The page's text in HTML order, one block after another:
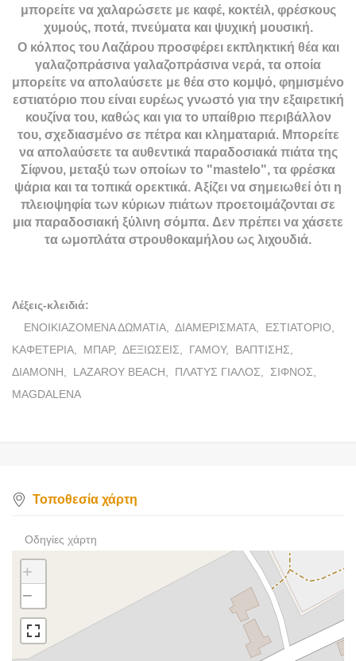
μπορείτε να χαλαρώσετε με καφέ, κοκτέιλ, φρέσκους
χυμούς, ποτά, πνεύματα και ψυχική μουσική.
Ο κόλπος του Λαζάρου προσφέρει εκπληκτική θέα και
γαλαζοπράσινα γαλαζοπράσινα νερά, τα οποία
μπορείτε να απολαύσετε με θέα στο κομψό, φημισμένο
εστιατόριο που είναι ευρέως γνωστό για την εξαιρετική
κουζίνα του, καθώς και για το υπαίθριο περιβάλλον
του, σχεδιασμένο σε πέτρα και κληματαριά. Μπορείτε
να απολαύσετε τα αυθεντικά παραδοσιακά πιάτα της
Σίφνου, μεταξύ των οποίων το "mastelo", τα φρέσκα
ψάρια και τα τοπικά ορεκτικά. Αξίζει να σημειωθεί ότι η
πλειοψηφία των κύριων πιάτων προετοιμάζονται σε
μια παραδοσιακή ξύλινη σόμπα. Δεν πρέπει να χάσετε
τα ωμοπλάτα στρουθοκαμήλου ως λιχουδιά.
Λέξεις-κλειδιά:
ΕΝΟΙΚΙΑΖΟΜΕΝΑ ΔΩΜΑΤΙΑ,
ΔΙΑΜΕΡΙΣΜΑΤΑ,
ΕΣΤΙΑΤΟΡΙΟ,
ΚΑΦΕΤΕΡΙΑ,
ΜΠΑΡ, ΔΕΞΙΩΣΕΙΣ, ΓΑΜΟΥ,
ΒΑΠΤΙΣΗΣ,
ΔΙΑΜΟΝΗ,
LAZAROY BEACH, ΠΛΑΤΥΣ ΓΙΑΛΟΣ,
ΣΙΦΝΟΣ,
MAGDALENA
Τοποθεσία χάρτη
Οδηγίες χάρτη
+
−